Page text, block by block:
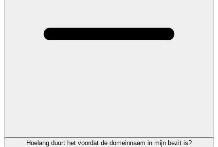
Hoelang duurt het voordat de domeinnaam in mijn bezit is?